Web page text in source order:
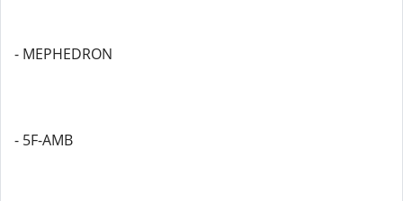
- MEPHEDRON
- 5F-AMB